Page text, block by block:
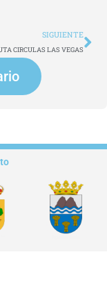
SIGUIENTE
CIRCULAS LAS VEGAS